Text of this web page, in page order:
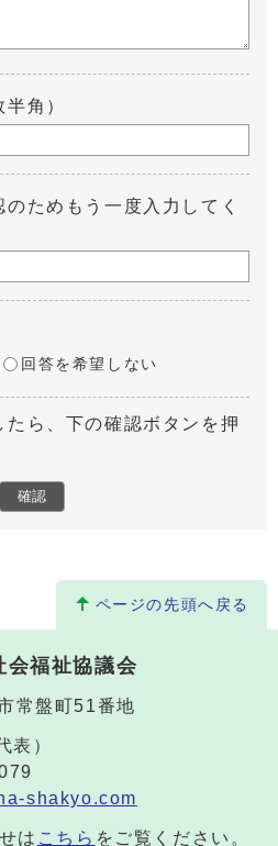
角）
ためもう一度入力してく
回答を希望しない
ら、下の確認ボタンを押
ページの先頭へ戻る
会福祉協議会
常盤町51番地
表）
shakyo.com
は こちら をご覧ください。